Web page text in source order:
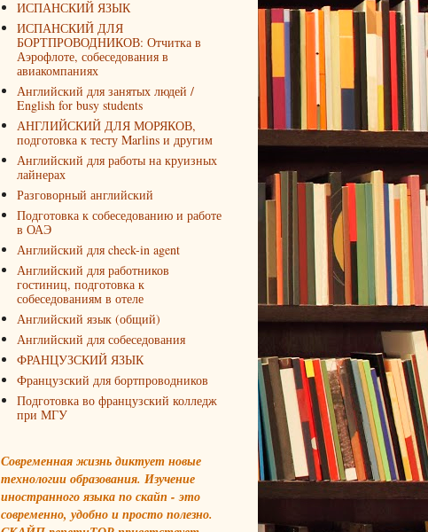
ИСПАНСКИЙ ЯЗЫК
ИСПАНСКИЙ ДЛЯ
БОРТПРОВОДНИКОВ: Отчитка в
Аэрофлоте, собеседования в
авиакомпаниях
Английский для занятых людей /
English for busy students
АНГЛИЙСКИЙ ДЛЯ МОРЯКОВ,
подготовка к тесту Marlins и другим
Английский для работы на круизных
лайнерах
Разговорный английский
Подготовка к собеседованию и работе
в ОАЭ
Английский для check-in agent
Английский для работников
гостиниц, подготовка к
собеседованиям в отеле
Английский язык (общий)
Английский для собеседования
ФРАНЦУЗСКИЙ ЯЗЫК
Французский для бортпроводников
Подготовка во французский колледж
при МГУ
Современная жизнь диктует новые
технологии образования. Изучение
иностранного языка по скайп - это
современно, удобно и просто полезно.